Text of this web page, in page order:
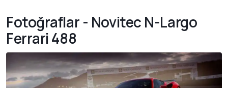
Fotoğraflar - Novitec N-Largo
Ferrari 488